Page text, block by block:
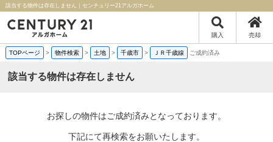
該当する物件は存在しません｜センチュリー21アルガホーム
購入 売却
TOPページ > 物件検索 > 土地 > 千歳市 > ＪＲ千歳線 ご成約済み
該当する物件は存在しません
お探しの物件はご成約済みとなっております。
下記にて再検索をお願いたします。